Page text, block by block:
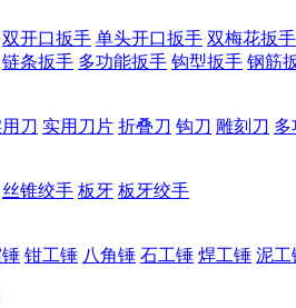
双开口扳手 单头开口扳手 双梅花扳手
链条扳手 多功能扳手 钩型扳手 钢筋
刀 实用刀片 折叠刀 钩刀 雕刻刀 多
丝锥绞手 板牙 板牙绞手
钳工锤 八角锤 石工锤 焊工锤 泥工